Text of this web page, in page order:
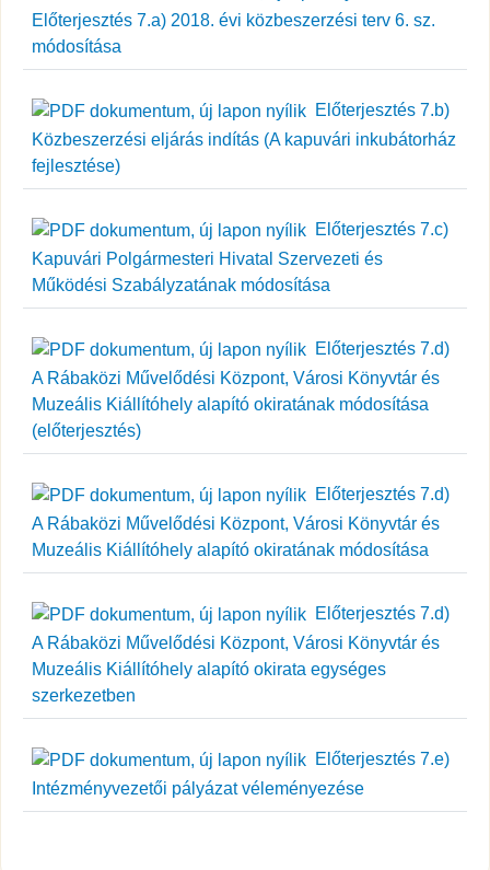
Előterjesztés 7.a) 2018. évi közbeszerzési terv 6. sz.
módosítása
Előterjesztés 7.b)
Közbeszerzési eljárás indítás (A kapuvári inkubátorház
fejlesztése)
Előterjesztés 7.c)
Kapuvári Polgármesteri Hivatal Szervezeti és
Működési Szabályzatának módosítása
Előterjesztés 7.d)
A Rábaközi Művelődési Központ, Városi Könyvtár és
Muzeális Kiállítóhely alapító okiratának módosítása
(előterjesztés)
Előterjesztés 7.d)
A Rábaközi Művelődési Központ, Városi Könyvtár és
Muzeális Kiállítóhely alapító okiratának módosítása
Előterjesztés 7.d)
A Rábaközi Művelődési Központ, Városi Könyvtár és
Muzeális Kiállítóhely alapító okirata egységes
szerkezetben
Előterjesztés 7.e)
Intézményvezetői pályázat véleményezése